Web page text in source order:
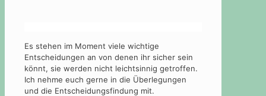
Es stehen im Moment viele wichtige
Entscheidungen an von denen ihr sicher sein
könnt, sie werden nicht leichtsinnig getroffen.
Ich nehme euch gerne in die Überlegungen
und die Entscheidungsfindung mit.